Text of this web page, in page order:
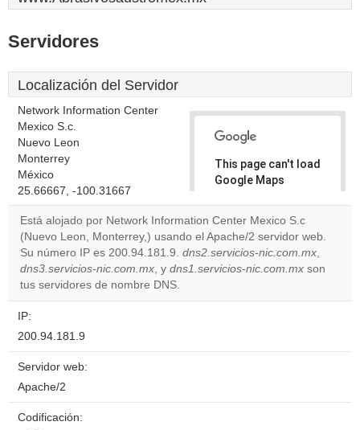
Servidores
Localización del Servidor
Network Information Center
Mexico S.c.
Nuevo Leon
Monterrey
México
25.66667, -100.31667
This page can't load
Google Maps
Do you
website?
OK
Está alojado por Network Information Center Mexico S.c
(Nuevo Leon, Monterrey,) usando el Apache/2 servidor web.
Su número IP es 200.94.181.9. dns2.servicios-nic.com.mx,
dns3.servicios-nic.com.mx, y dns1.servicios-nic.com.mx son
tus servidores de nombre DNS.
IP:
200.94.181.9
Servidor web:
Apache/2
Codificación: